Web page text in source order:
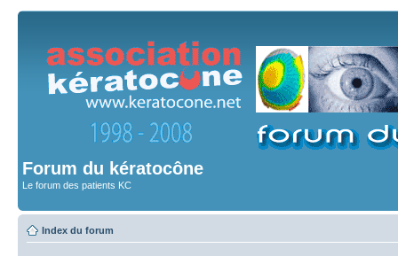
Forum du kératocône
Le forum des patients KC
Index du forum